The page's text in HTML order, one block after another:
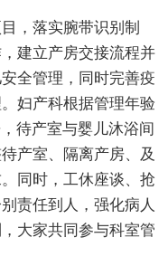
，落实腕带识别制
建立产房交接流程并
全管理，同时完善疫
妇产科根据管理年验
待产室与婴儿沐浴间
产室、隔离产房、及
同时，工休座谈、抢
责任到人，强化病人
大家共同参与科室管